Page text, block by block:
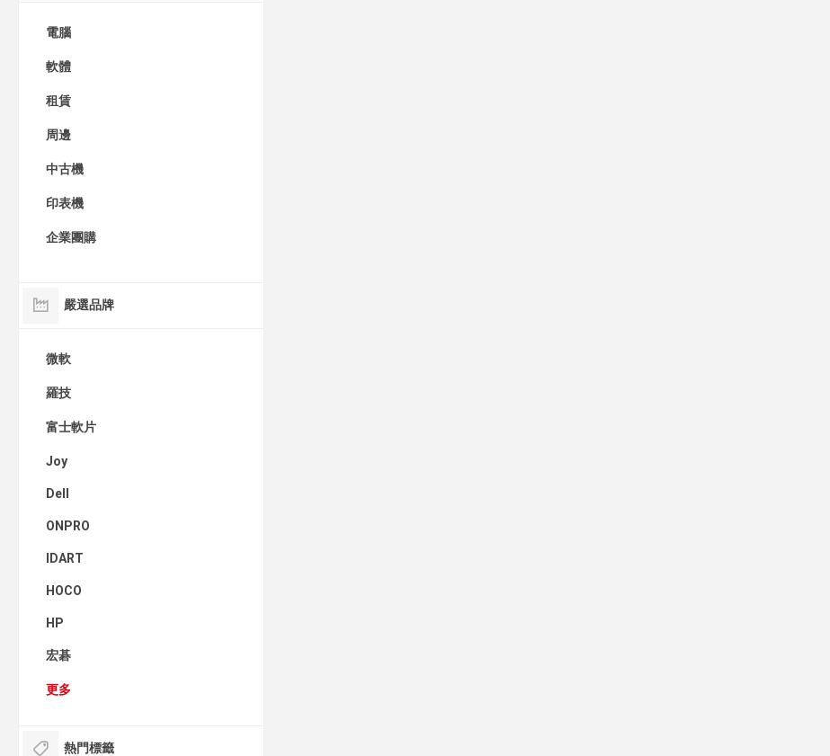
電腦
軟體
租賃
周邊
中古機
印表機
企業團購
嚴選品牌
微軟
羅技
富士軟片
Joy
Dell
ONPRO
IDART
HOCO
HP
宏碁
更多
熱門標籤